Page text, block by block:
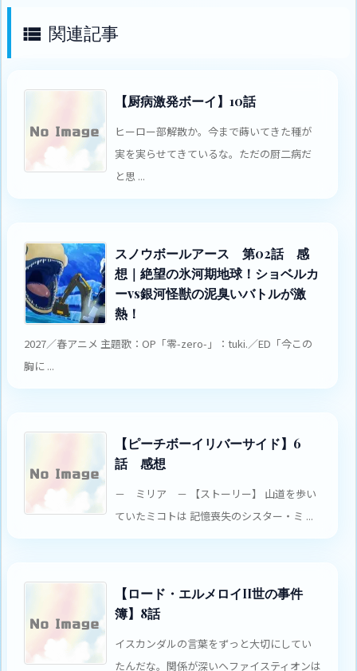
 関連記事
【厨病激発ボーイ】10話
ヒーロー部解散か。今まで蒔いてきた種が
実を実らせてきているな。ただの厨二病だ
と思 ...
スノウボールアース 第02話 感
想｜絶望の氷河期地球！ショベルカ
ーvs銀河怪獣の泥臭いバトルが激
熱！
2027／春アニメ 主題歌：OP「零-zero-」：tuki.／ED「今この
胸に ...
【ピーチボーイリバーサイド】6
話 感想
－ ミリア － 【ストーリー】 山道を歩い
ていたミコトは 記憶喪失のシスター・ミ ...
【ロード・エルメロイII世の事件
簿】8話
イスカンダルの言葉をずっと大切にしてい
たんだな。関係が深いヘファイスティオンは